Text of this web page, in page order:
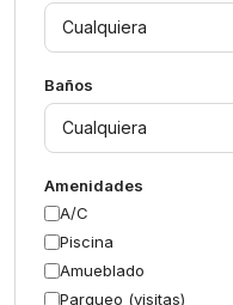
Cualquiera
Baños
Cualquiera
Amenidades
A/C
Piscina
Amueblado
Parqueo (visitas)